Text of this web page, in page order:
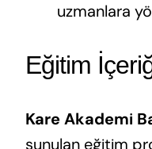
uzmanlara
Eğitim
Kare Akademi
sunulan eğitim